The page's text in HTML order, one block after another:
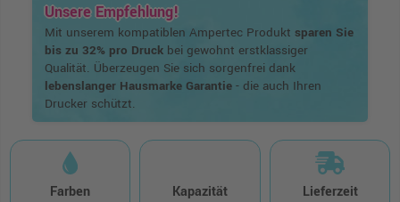
Unsere Empfehlung!
Mit unserem kompatiblen Ampertec Produkt sparen Sie
bis zu 32% pro Druckbei gewohnt erstklassiger
Qualität. Überzeugen Sie sich sorgenfrei dank
lebenslanger Hausmarke Garantie- die auch Ihren
Drucker schützt.
Farben Kapazität Lieferzeit